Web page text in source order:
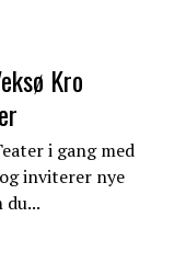
Kro
i gang med
inviterer nye